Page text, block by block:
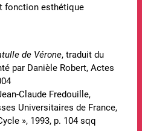
fonction esthétique
de Vérone, traduit du
par Danièle Robert, Actes
Claude Fredouille,
Universitaires de France,
», 1993, p. 104 sqq